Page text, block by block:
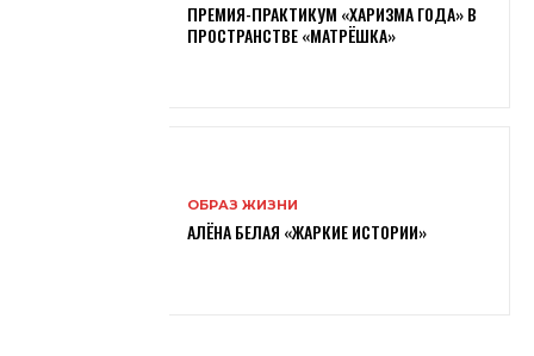
ПРЕМИЯ-ПРАКТИКУМ «ХАРИЗМА ГОДА» В
ПРОСТРАНСТВЕ «МАТРЁШКА»
ОБРАЗ ЖИЗНИ
АЛЁНА БЕЛАЯ «ЖАРКИЕ ИСТОРИИ»